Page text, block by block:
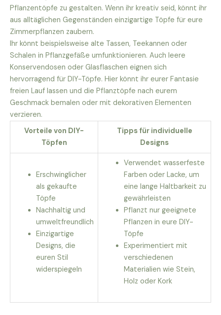
Pflanzentöpfe zu gestalten. Wenn ihr kreativ seid, könnt ihr
aus alltäglichen Gegenständen einzigartige Töpfe für eure
Zimmerpflanzen zaubern.
Ihr könnt beispielsweise alte Tassen, Teekannen oder
Schalen in Pflanzgefäße umfunktionieren. Auch leere
Konservendosen oder Glasflaschen eignen sich
hervorragend für DIY-Töpfe. Hier könnt ihr eurer Fantasie
freien Lauf lassen und die Pflanztöpfe nach eurem
Geschmack bemalen oder mit dekorativen Elementen
verzieren.
Vorteile von DIY-
Töpfen
Tipps für individuelle
Designs
Erschwinglicher
als gekaufte
Töpfe
Nachhaltig und
umweltfreundlich
Einzigartige
Designs, die
euren Stil
widerspiegeln
Verwendet wasserfeste
Farben oder Lacke, um
eine lange Haltbarkeit zu
gewährleisten
Pflanzt nur geeignete
Pflanzen in eure DIY-
Töpfe
Experimentiert mit
verschiedenen
Materialien wie Stein,
Holz oder Kork